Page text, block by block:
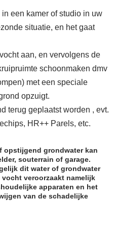
een kamer of studio in uw
situatie, en het gaat
aan, en vervolgens de
schoonmaken dmv
met een speciale
opzuigt.
terug geplaatst worden , evt.
HR++ Parels, etc.
opstijgend grondwater kan
souterrain of garage.
dit water of grondwater
veroorzaakt namelijk
apparaten en het
van de schadelijke